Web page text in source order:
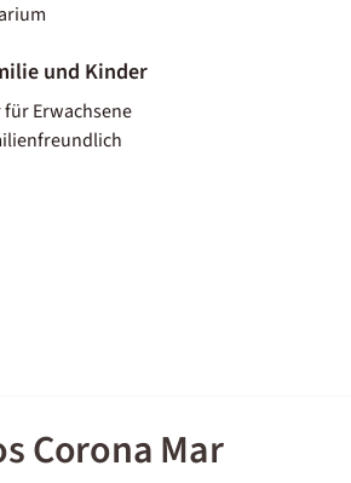
und Kinder
für Erwachsene
Corona Mar